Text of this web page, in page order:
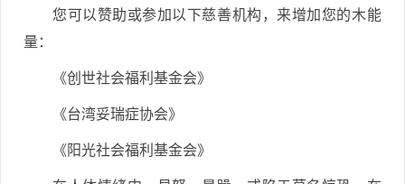
您可以赞助或参加以下慈善机构，来增加您的木能
量：
《创世社会福利基金会》
《台湾妥瑞症协会》
《阳光社会福利基金会》